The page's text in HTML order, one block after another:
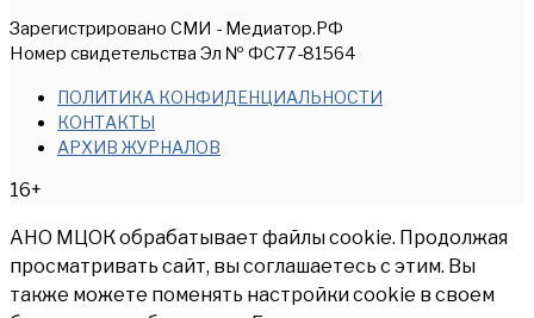
Зарегистрировано СМИ - Медиатор.РФ
Номер свидетельства Эл № ФС77-81564
ПОЛИТИКА КОНФИДЕНЦИАЛЬНОСТИ
КОНТАКТЫ
АРХИВ ЖУРНАЛОВ
16+
АНО МЦОК обрабатывает файлы cookie. Продолжая
просматривать сайт, вы соглашаетесь с этим. Вы
также можете поменять настройки cookie в своем